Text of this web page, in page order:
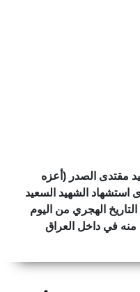
مقتدى الصدر (أعزه
استشهاد الشهيد السعيد
الهجري من اليوم
في داخل العراق